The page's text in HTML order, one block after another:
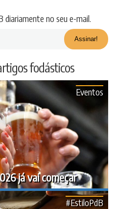
diariamente no seu e-mail.
fodásticos
já vai começar
Eventos
#EstiloPdB